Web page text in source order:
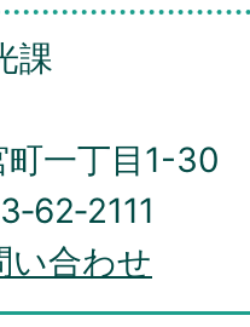
課
町一丁目1-30
い合わせ